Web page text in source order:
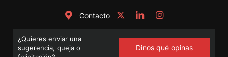
Contacto
¿Quieres enviar una
sugerencia, queja o
Dinos qué opinas